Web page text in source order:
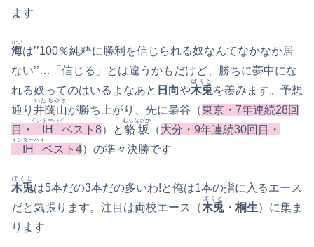
ます
海
かい
は’’100％純粋に勝利を信じられる奴なんてなかなか居
ない’’…「信じる」とは違うかもだけど、勝ちに夢中にな
れる奴ってのはいるよなあと 日向や木兎
ぼくと
を羨みます。予想
通り 井闥山
いたちやま
が勝ち上がり、先に梟谷（東京・7年連続28回
目・
IH
インターハイ
ベスト8）と貉坂
むじなざか
（大分・9年連続30回目・
IH
インターハイ
ベスト4）の準々決勝です
木兎
ぼくと
は5本だの3本だの多いわ!と俺は1本の指に入るエース
だと気張ります。注目は両校エース（木兎
ぼくと
・ 桐生）に集ま
ります